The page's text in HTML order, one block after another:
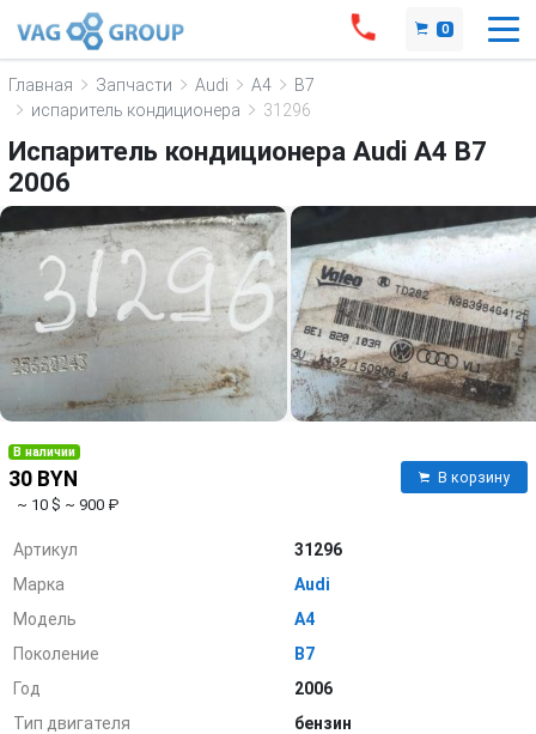
0
Главная Запчасти Audi A4
B7
испаритель кондиционера
31296
Испаритель кондиционера Audi A4 B7
2006
В наличии
30 BYN
~ 10 $ ~ 900 ₽
В корзину
Артикул
31296
Марка
Audi
Модель
A4
Поколение
B7
Год
2006
Тип двигателя
бензин